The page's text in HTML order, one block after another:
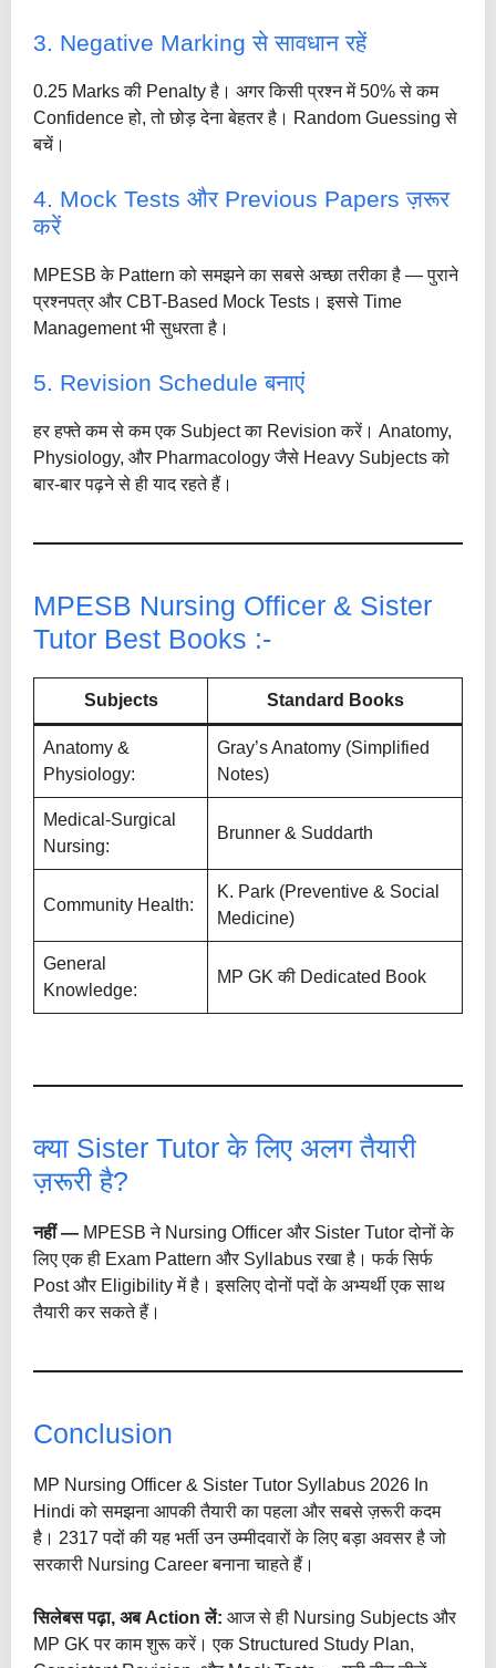
3. Negative Marking से सावधान रहें
0.25 Marks की Penalty है। अगर किसी प्रश्न में 50% से कम
Confidence हो, तो छोड़ देना बेहतर है। Random Guessing से
बचें।
4. Mock Tests और Previous Papers ज़रूर
करें
MPESB के Pattern को समझने का सबसे अच्छा तरीका है — पुराने
प्रश्नपत्र और CBT-Based Mock Tests। इससे Time
Management भी सुधरता है।
5. Revision Schedule बनाएं
हर हफ्ते कम से कम एक Subject का Revision करें। Anatomy,
Physiology, और Pharmacology जैसे Heavy Subjects को
बार-बार पढ़ने से ही याद रहते हैं।
MPESB Nursing Officer & Sister
Tutor Best Books :-
Subjects Standard Books
Anatomy &
Physiology:
Gray’s Anatomy (Simplified
Notes)
Medical-Surgical
Nursing:
Brunner & Suddarth
Community Health:
K. Park (Preventive & Social
Medicine)
General
Knowledge:
MP GK की Dedicated Book
क्या Sister Tutor के लिए अलग तैयारी
ज़रूरी है?
नहीं — MPESB ने Nursing Officer और Sister Tutor दोनों के
लिए एक ही Exam Pattern और Syllabus रखा है। फर्क सिर्फ
Post और Eligibility में है। इसलिए दोनों पदों के अभ्यर्थी एक साथ
तैयारी कर सकते हैं।
Conclusion
MP Nursing Officer & Sister Tutor Syllabus 2026 In
Hindi को समझना आपकी तैयारी का पहला और सबसे ज़रूरी कदम
है। 2317 पदों की यह भर्ती उन उम्मीदवारों के लिए बड़ा अवसर है जो
सरकारी Nursing Career बनाना चाहते हैं।
सिलेबस पढ़ा, अब Action लें: आज से ही Nursing Subjects और
MP GK पर काम शुरू करें। एक Structured Study Plan,